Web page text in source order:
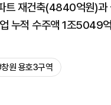
트 재건축(4840억원)
누적 수주액 1조5049
원 용호3구역